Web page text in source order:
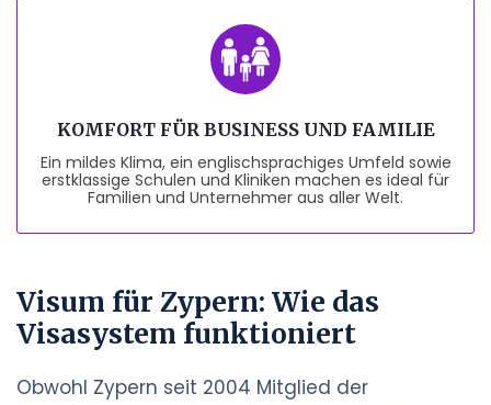
KOMFORT FÜR BUSINESS UND FAMILIE
Ein mildes Klima, ein englischsprachiges Umfeld sowie
erstklassige Schulen und Kliniken machen es ideal für
Familien und Unternehmer aus aller Welt.
Visum für Zypern: Wie das
Visasystem funktioniert
Obwohl Zypern seit 2004 Mitglied der